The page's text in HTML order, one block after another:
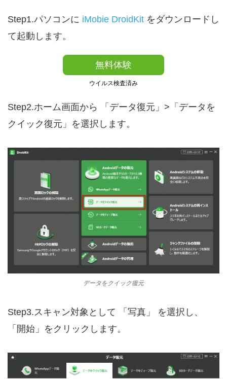
Step1.パソコンに iMobie DroidKit をダウンロードし
て起動します。
無料体験
ウイルス検査済み
Step2.ホーム画面から 「データ復元」>「データを
クイック復元」を選択します。
データをクイック復元
Step3.スキャン対象として 「写真」 を選択し、
「開始」をクリックします。